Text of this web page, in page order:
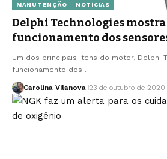
MANUTENÇÃO NOTÍCIAS
Delphi Technologies mostra
funcionamento dos
Um dos principais itens do motor, Delphi
funcionamento dos…
Carolina Vilanova 23 de outubro de 2020